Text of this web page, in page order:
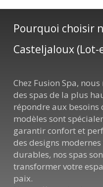
Pourquoi choisir
Casteljaloux (Lot-
Chez Fusion Spa,
des spas de la plus
répondre aux
modèles sont
garantir confort et
des designs
durables, nos spas
transformer votre
paix.